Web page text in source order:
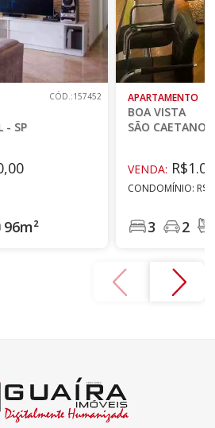
- SP
CÓD.:157452
96m²
APARTAMENTO
BOA VISTA
SÃO CAETANO
VENDA:
CONDOMÍNIO:
3 2